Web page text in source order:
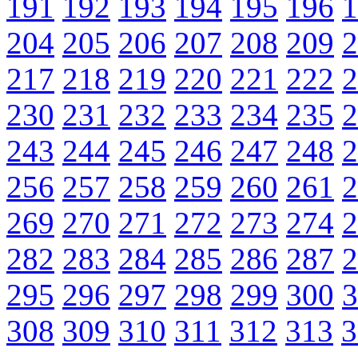
191 192 193 194 195 196
204 205 206 207 208 209
217 218 219 220 221 222
230 231 232 233 234 235
243 244 245 246 247 248
256 257 258 259 260 261
269 270 271 272 273 274
282 283 284 285 286 287
295 296 297 298 299 300
308 309 310 311 312 313